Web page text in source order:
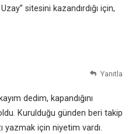
sitesini kazandırdığı için,
dedim, kapandığını
Kurulduğu günden beri takip
yazmak için niyetim vardı.
Yanıtla